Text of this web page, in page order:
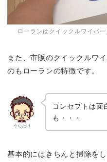
ローランはクイックルワイパ
また、市販のクイックルワ
のもローランの特徴です。
うちたけ
コンセプトは面
も・・・
基本的にはきちんと掃除を